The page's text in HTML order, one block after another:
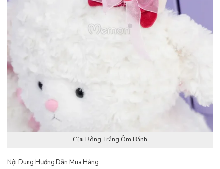
Cừu Bông Trắng Ôm Bánh
Nội Dung Hướng Dẫn Mua Hàng